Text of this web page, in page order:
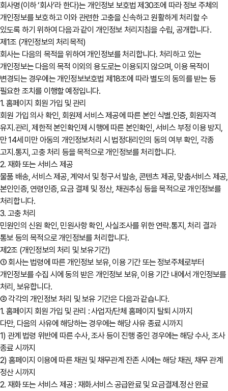
회사명(이하 ‘회사’라 한다)는 개인정보 보호법 제30조에 따라 정보 주체의
개인정보를 보호하고 이와 관련한 고충을 신속하고 원활하게 처리할 수
있도록 하기 위하여 다음과 같이 개인정보 처리지침을 수립, 공개합니다.
제1조 (개인정보의 처리목적)
회사는 다음의 목적을 위하여 개인정보를 처리합니다. 처리하고 있는
개인정보는 다음의 목적 이외의 용도로는 이용되지 않으며, 이용 목적이
변경되는 경우에는 개인정보보호법 제18조에 따라 별도의 동의를 받는 등
필요한 조치를 이행할 예정입니다.
1. 홈페이지 회원 가입 및 관리
회원 가입 의사 확인, 회원제 서비스 제공에 따른 본인 식별․인증, 회원자격
유지․관리, 제한적 본인확인제 시행에 따른 본인확인, 서비스 부정 이용 방지,
만 14세 미만 아동의 개인정보처리 시 법정대리인의 동의 여부 확인, 각종
고지․통지, 고충 처리 등을 목적으로 개인정보를 처리합니다.
2. 재화 또는 서비스 제공
물품 배송, 서비스 제공, 계약서 및 청구서 발송, 콘텐츠 제공, 맞춤서비스 제공,
본인인증, 연령인증, 요금 결제 및 정산, 채권추심 등을 목적으로 개인정보를
처리합니다.
3. 고충 처리
민원인의 신원 확인, 민원사항 확인, 사실조사를 위한 연락․통지, 처리 결과
통보 등의 목적으로 개인정보를 처리합니다.
제2조 (개인정보의 처리 및 보유기간)
① 회사는 법령에 따른 개인정보 보유, 이용 기간 또는 정보주체로부터
개인정보를 수집 시에 동의 받은 개인정보 보유, 이용 기간 내에서 개인정보를
처리, 보유합니다.
② 각각의 개인정보 처리 및 보유 기간은 다음과 같습니다.
1. 홈페이지 회원 가입 및 관리 : 사업자/단체 홈페이지 탈퇴 시까지
다만, 다음의 사유에 해당하는 경우에는 해당 사유 종료 시까지
1) 관계 법령 위반에 따른 수사, 조사 등이 진행 중인 경우에는 해당 수사, 조사
종료 시까지
2) 홈페이지 이용에 따른 채권 및 채무관계 잔존 시에는 해당 채권, 채무 관계
정산 시까지
2. 재화 또는 서비스 제공 : 재화․서비스 공급완료 및 요금결제․정산 완료